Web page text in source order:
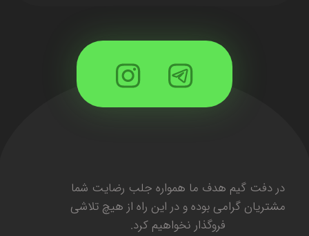
در دفت گیم هدف ما همواره جلب رضایت شما
مشتریان گرامی بوده و در این راه از هیچ تلاشی
فروگذار نخواهیم کرد.